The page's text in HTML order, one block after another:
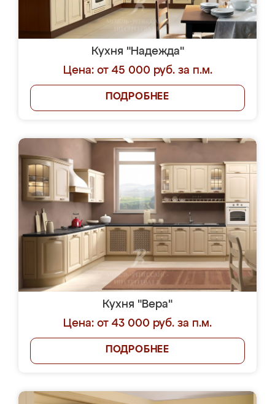
Кухня "Надежда"
Цена: от 45 000 руб. за п.м.
ПОДРОБНЕЕ
Кухня "Вера"
Цена: от 43 000 руб. за п.м.
ПОДРОБНЕЕ